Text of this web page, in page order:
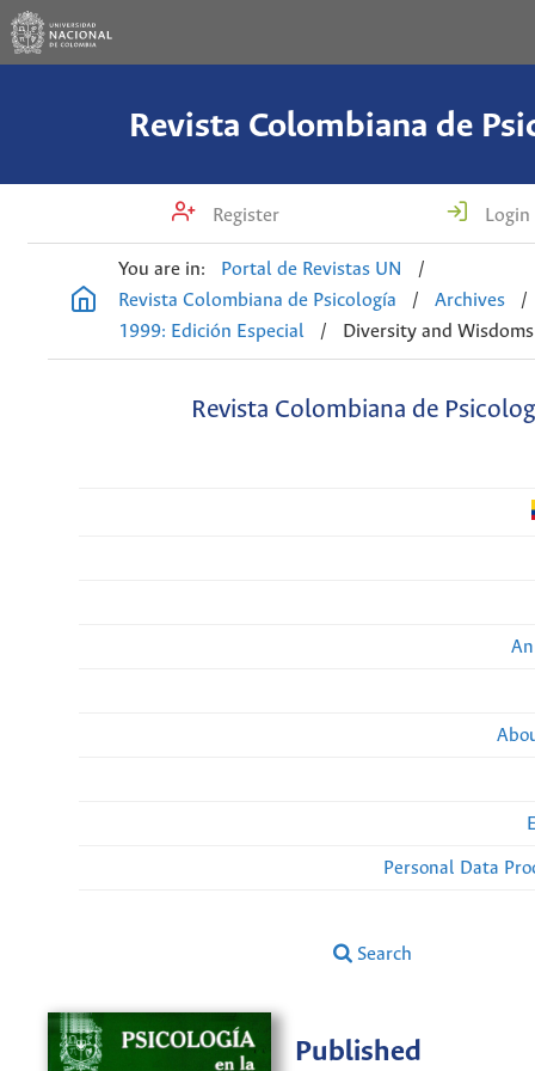
Revista Colombiana de
Register Login
You are in: Portal de Revistas UN
/
Revista Colombiana de Psicología
/ Archives
/
1999: Edición Especial
/ Diversity and Wisdoms
Revista Colombiana de
Personal Data
Search
Published